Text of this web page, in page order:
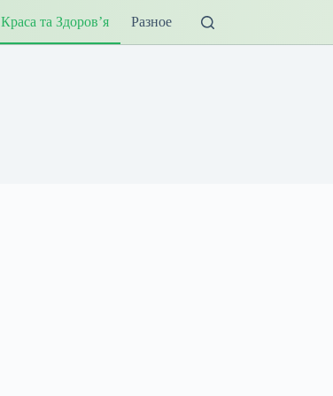
Краса та Здоров’я Разное